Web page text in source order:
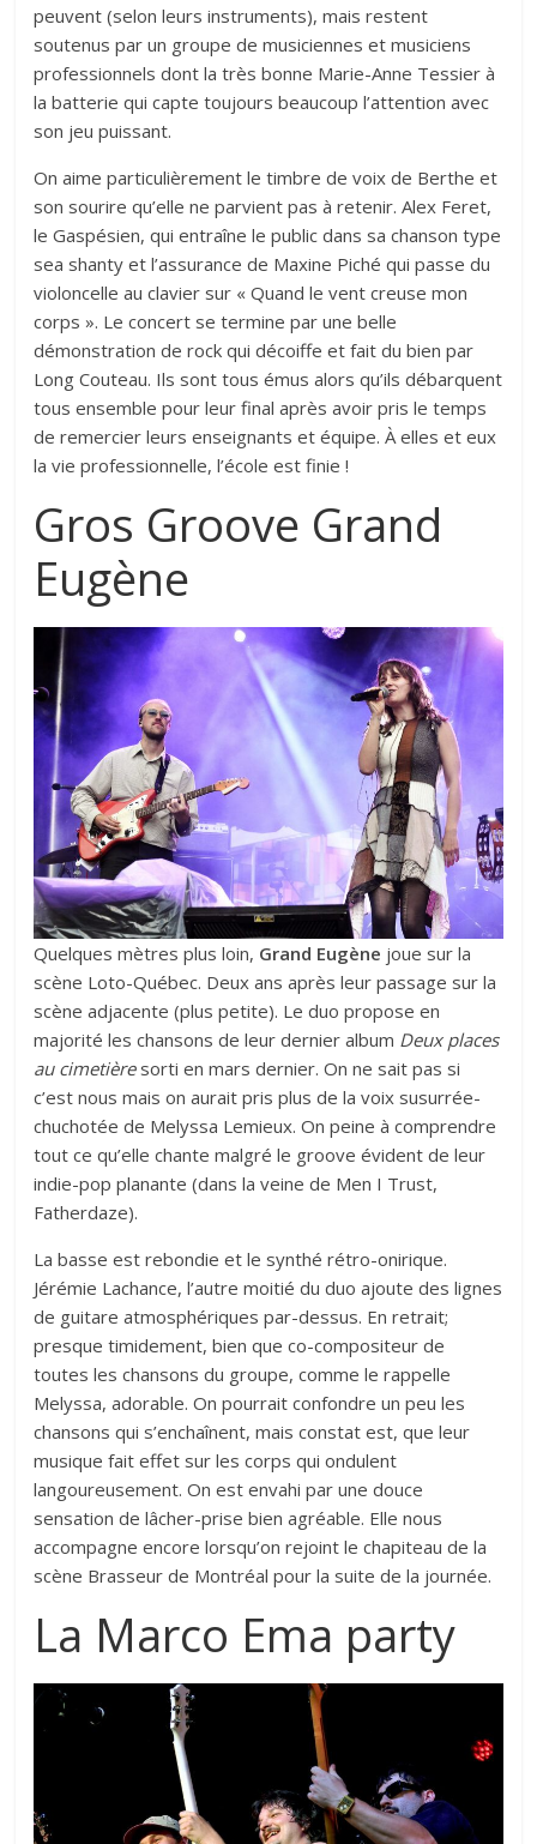
peuvent (selon leurs instruments), mais restent
soutenus par un groupe de musiciennes et musiciens
professionnels dont la très bonne Marie-Anne Tessier à
la batterie qui capte toujours beaucoup l’attention avec
son jeu puissant.
On aime particulièrement le timbre de voix de Berthe et
son sourire qu’elle ne parvient pas à retenir. Alex Feret,
le Gaspésien, qui entraîne le public dans sa chanson type
sea shanty et l’assurance de Maxine Piché qui passe du
violoncelle au clavier sur « Quand le vent creuse mon
corps ». Le concert se termine par une belle
démonstration de rock qui décoiffe et fait du bien par
Long Couteau. Ils sont tous émus alors qu’ils débarquent
tous ensemble pour leur final après avoir pris le temps
de remercier leurs enseignants et équipe. À elles et eux
la vie professionnelle, l’école est finie !
Gros Groove Grand
Eugène
Quelques mètres plus loin, Grand Eugène joue sur la
scène Loto-Québec. Deux ans après leur passage sur la
scène adjacente (plus petite). Le duo propose en
majorité les chansons de leur dernier album Deux places
au cimetièresorti en mars dernier. On ne sait pas si
c’est nous mais on aurait pris plus de la voix susurrée-
chuchotée de Melyssa Lemieux. On peine à comprendre
tout ce qu’elle chante malgré le groove évident de leur
indie-pop planante (dans la veine de Men I Trust,
Fatherdaze).
La basse est rebondie et le synthé rétro-onirique.
Jérémie Lachance, l’autre moitié du duo ajoute des lignes
de guitare atmosphériques par-dessus. En retrait;
presque timidement, bien que co-compositeur de
toutes les chansons du groupe, comme le rappelle
Melyssa, adorable. On pourrait confondre un peu les
chansons qui s’enchaînent, mais constat est, que leur
musique fait effet sur les corps qui ondulent
langoureusement. On est envahi par une douce
sensation de lâcher-prise bien agréable. Elle nous
accompagne encore lorsqu’on rejoint le chapiteau de la
scène Brasseur de Montréal pour la suite de la journée.
La Marco Ema party